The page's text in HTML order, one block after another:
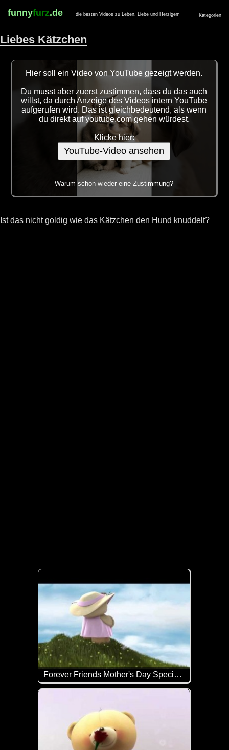
funnyfurz.de die besten Videos zu Leben, Liebe und Herzigem Kategorien
Liebes Kätzchen
Hier soll ein Video von YouTube gezeigt werden.
Du musst aber zuerst zustimmen, dass du das auch
willst, da durch Anzeige des Videos intern YouTube
aufgerufen wird. Das ist gleichbedeutend, als wenn
du direkt auf youtube.com gehen würdest.
Klicke hier:
YouTube-Video ansehen
Warum schon wieder eine Zustimmung?
Ist das nicht goldig wie das Kätzchen den Hund knuddelt?
Forever Friends Mother's Day Special Delivery
Alles Liebe zum Muttertag!